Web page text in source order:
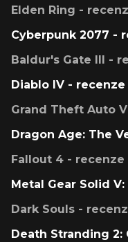
Elden Ring -
Cyberpunk 2077 -
Baldur's Gate III -
Diablo IV - recenze
Grand Theft Auto
Dragon Age: The
Fallout 4 - recenze
Metal Gear Solid
Dark Souls -
Death Stranding 2: